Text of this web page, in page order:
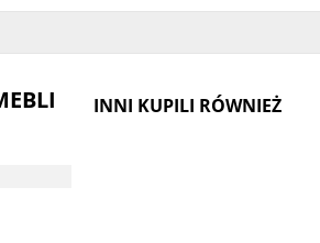
INNI KUPILI RÓWNIEŻ